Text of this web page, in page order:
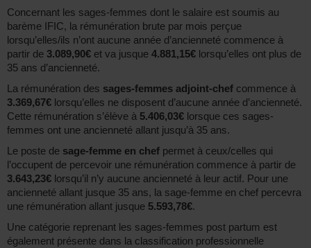
Concernant les sages-femmes dont le salaire est soumis au
barème IFIC, la rémunération brute par mois perçue
lorsqu’elles/ils n’ont aucune année d’ancienneté commence à
partir de 3.089,90€ et va jusque 4.881,15€ lorsqu’elles ont plus de
35 ans d’ancienneté.
La rémunération des sages-femmes adjoint-chef commence à
3.369,67€ lorsqu’elles ne disposent d’aucune année d’ancienneté.
Cette rémunération s’élève à 5.406,03€ lorsque ces sages-
femmes ont une ancienneté allant jusqu’à 35 ans.
Le poste de sage-femme en chef permet à ceux/celles qui
l’occupent de percevoir une rémunération commence à partir de
3.643,23€ lorsqu’il n’y aucune ancienneté à leur actif. Pour une
ancienneté allant jusque 35 ans, la sage-femme en chef percevra
une rémunération allant jusque 5.593,78€.
Une catégorie reprenant les sages-femmes post partum est
également présente dans la classification professionnelle